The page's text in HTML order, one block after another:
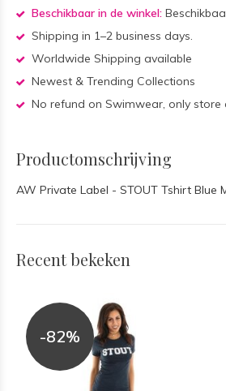
Beschikbaar in de winkel:
Shipping in 1–2 business days.
Worldwide Shipping available
Newest & Trending Collections
No refund on Swimwear, only store
Productomschrijving
AW Private Label - STOUT Tshirt Blue
Recent bekeken
-82%